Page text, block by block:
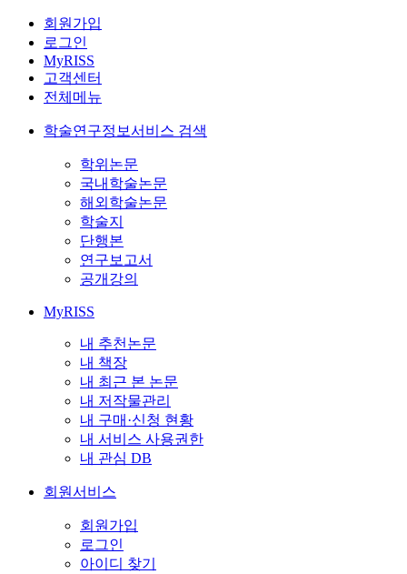
회원가입
로그인
MyRISS
고객센터
전체메뉴
학술연구정보서비스 검색
학위논문
국내학술논문
해외학술논문
학술지
단행본
연구보고서
공개강의
MyRISS
내 추천논문
내 책장
내 최근 본 논문
내 저작물관리
내 구매·신청 현황
내 서비스 사용권한
내 관심 DB
회원서비스
회원가입
로그인
아이디 찾기